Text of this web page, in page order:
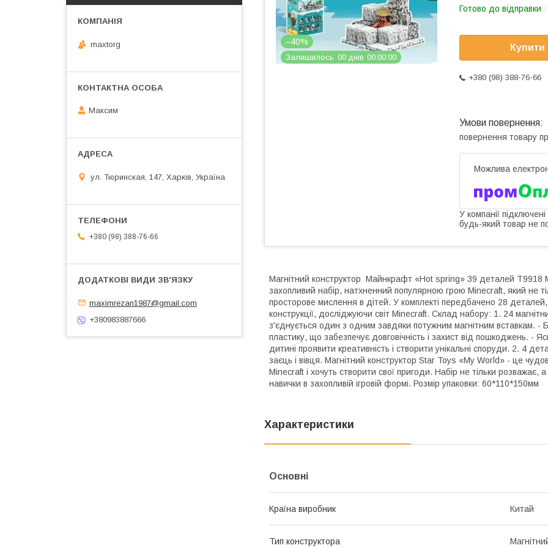
–40%
Залишилось 00 днів 00 00 00
Готово до відправки
Купити
+380 (98) 388-76-66
повернення товару
У компанії
будь-який товар не
Магнітний конструктор Майнкрафт «Hot spring» 39 деталей T9918
захопливий набір, натхненний популярною грою Minecraft, який не
просторове мислення в дітей. У комплекті передбачено 28 деталей,
конструкції, досліджуючи світ Minecraft. Склад набору: 1. 24
з'єднується один з одним завдяки потужним магнітним вставкам. -
пластику, що забезпечує довговічність і захист від пошкоджень. -
дитині проявити креативність і створити унікальні споруди. 2. 4
заєць і вівця. Магнітний конструктор Star Toys «My World» - це
Minecraft і хочуть створити свої пригоди. Набір не тільки
навички в захопливій ігровій формі. Розмір упаковки: 60*110*150мм
Характеристики
Основні
Країна виробник Китай
Тип конструктора
maxtorg
Максим
ул. Тюринская, 147, Харків, Україна
+380 (98) 388-76-66
maximrezan1987@gmail.com
+380983887666